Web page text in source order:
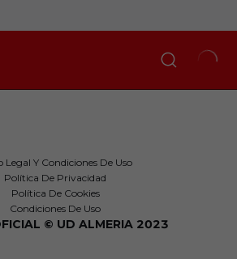
Legal Y Condiciones De Uso
Política De Privacidad
Política De Cookies
Condiciones De Uso
© UD ALMERIA 2023